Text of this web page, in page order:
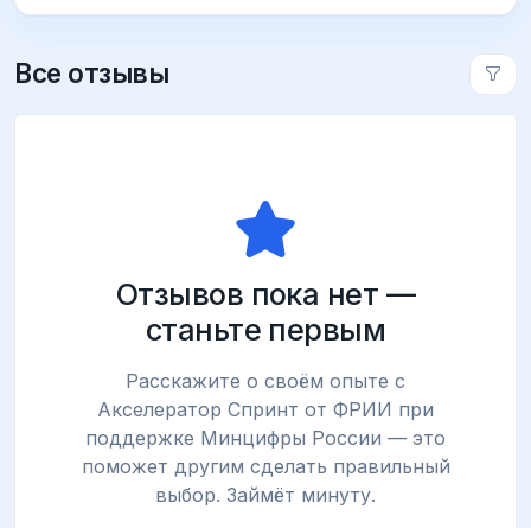
Все отзывы
Отзывов пока нет —
станьте первым
Расскажите о своём опыте с
Акселератор Спринт от ФРИИ при
поддержке Минцифры России — это
поможет другим сделать правильный
выбор. Займёт минуту.